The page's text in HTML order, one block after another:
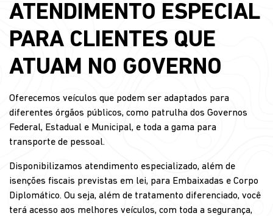
ATENDIMENTO ESPECIAL
PARA CLIENTES QUE
ATUAM NO GOVERNO
Oferecemos veículos que podem ser adaptados para
diferentes órgãos públicos, como patrulha dos Governos
Federal, Estadual e Municipal, e toda a gama para
transporte de pessoal.
Disponibilizamos atendimento especializado, além de
isenções fiscais previstas em lei, para Embaixadas e Corpo
Diplomático. Ou seja, além de tratamento diferenciado, você
terá acesso aos melhores veículos, com toda a segurança,